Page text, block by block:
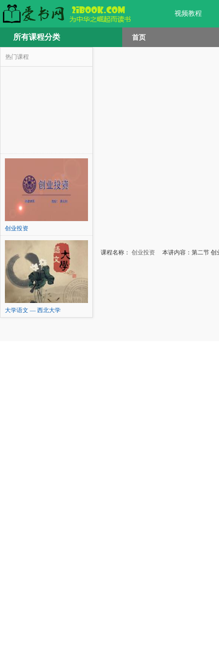
视频教程
所有课程分类 首页
热门课程
创业投资
大学语文 — 西北大学
课程名称： 创业投资 本讲内容：第二节 创